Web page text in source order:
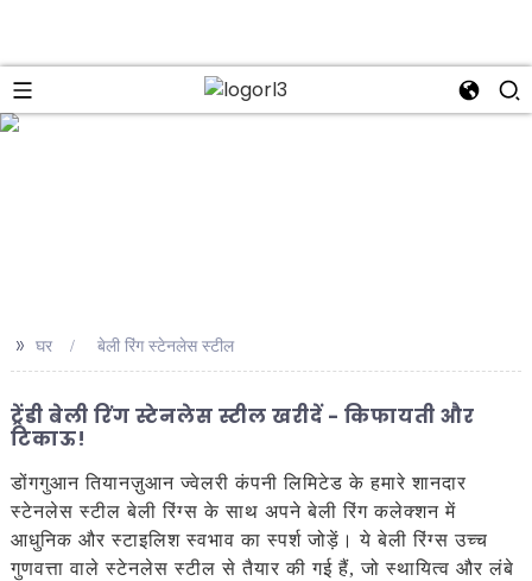
>> घर बेली रिंग स्टेनलेस स्टील
ट्रेंडी बेली रिंग स्टेनलेस स्टील खरीदें - किफायती और
टिकाऊ!
डोंगगुआन तियानज़ुआन ज्वेलरी कंपनी लिमिटेड के हमारे शानदार
स्टेनलेस स्टील बेली रिंग्स के साथ अपने बेली रिंग कलेक्शन में
आधुनिक और स्टाइलिश स्वभाव का स्पर्श जोड़ें। ये बेली रिंग्स उच्च
गुणवत्ता वाले स्टेनलेस स्टील से तैयार की गई हैं, जो स्थायित्व और लंबे